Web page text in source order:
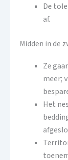
De
af.
Midden in de
Ze
meer;
Het